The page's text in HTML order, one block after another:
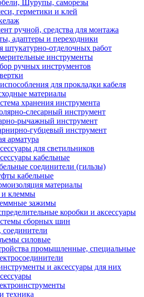
Шурупы, саморезы
герметики и клей
ручной, средства для монтажа
адаптеры и переходники
штукатурно-отделочных работ
инструменты
ручных инструментов
для прокладки кабеля
материалы
хранения инструмента
слесарный инструмент
рычажный инструмент
губцевый инструмент
арматура
для светильников
кабельные
соединители (гильзы)
кабельные
материалы
и клеммы
зажимы
коробки и аксессуары
сборных шин
соединители
силовые
промышленные, специальные
и аксессуары для них
техника